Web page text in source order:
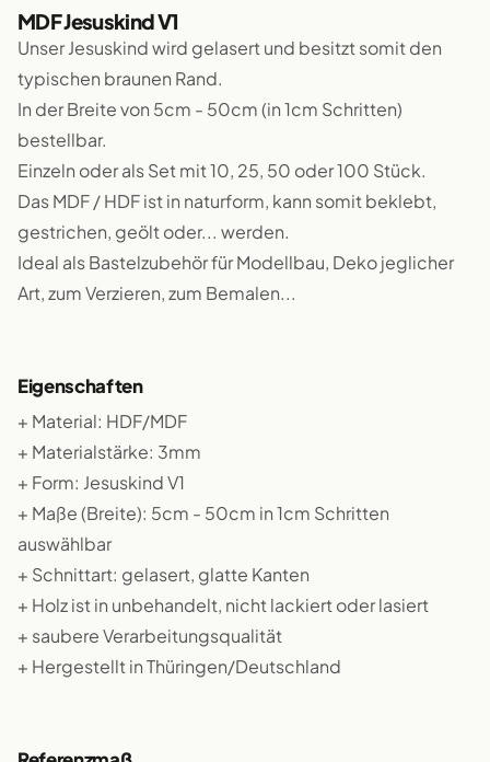
MDF Jesuskind V1
Unser Jesuskind wird gelasert und besitzt somit den
typischen braunen Rand.
In der Breite von 5cm - 50cm (in 1cm Schritten)
bestellbar.
Einzeln oder als Set mit 10, 25, 50 oder 100 Stück.
Das MDF / HDF ist in naturform, kann somit beklebt,
gestrichen, geölt oder... werden.
Ideal als Bastelzubehör für Modellbau, Deko jeglicher
Art, zum Verzieren, zum Bemalen...
Eigenschaften
+ Material: HDF/MDF
+ Materialstärke: 3mm
+ Form: Jesuskind V1
+ Maße (Breite): 5cm - 50cm in 1cm Schritten
auswählbar
+ Schnittart: gelasert, glatte Kanten
+ Holz ist in unbehandelt, nicht lackiert oder lasiert
+ saubere Verarbeitungsqualität
+ Hergestellt in Thüringen/Deutschland